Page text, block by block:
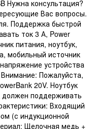
Нужна консультация?
Вас вопросы.
Поддержка быстрой
ток 3 А, Power
питания, ноутбук,
мобильный источник
устройства
Пожалуйста,
20V. Ноутбук
должен поддерживать
Входящий
(с индукционной
Щелочная медь +